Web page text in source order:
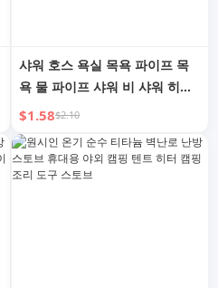
샤워 호스 욕실 목욕 파이프 목
욕 물 파이프 샤워 비 샤워 히터
온수기 액세서리 범용 세트
$1.58$2.10